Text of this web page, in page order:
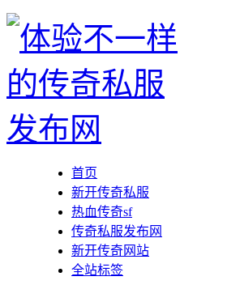
首页
新开传奇私服
热血传奇sf
传奇私服发布网
新开传奇网站
全站标签